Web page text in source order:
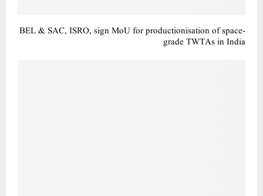
BEL & SAC, ISRO, sign MoU for productionisation of space-
grade TWTAs in India